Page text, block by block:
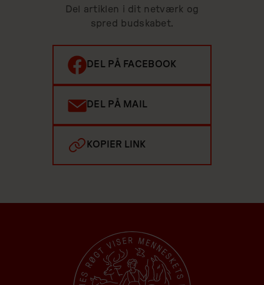
Del artiklen i dit netværk og
spred budskabet.
DEL PÅ FACEBOOK
DEL PÅ MAIL
KOPIER LINK